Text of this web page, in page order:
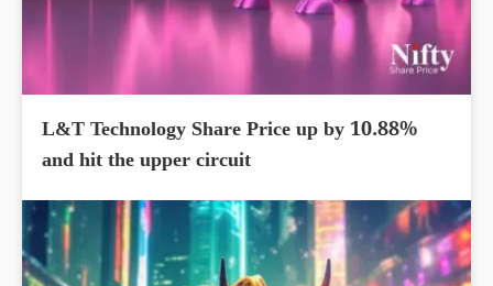
L&T Technology Share Price up by 10.88%
and hit the upper circuit